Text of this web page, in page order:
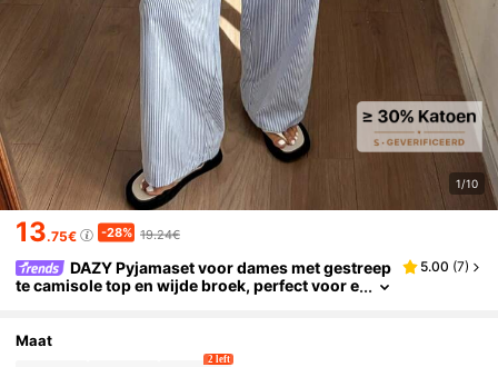
1/10
13.75€ -28% 19.24€
DAZY Pyjamaset voor dames met gestreep
te camisole top en wijde broek, perfect voor e
5.00 (7)
Maat
2 left